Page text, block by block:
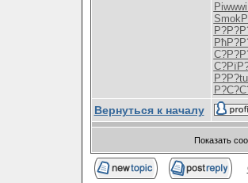
Ріwwwi
Smok
Р?
С?
Р?Р?
Вернуться к началу
Показать